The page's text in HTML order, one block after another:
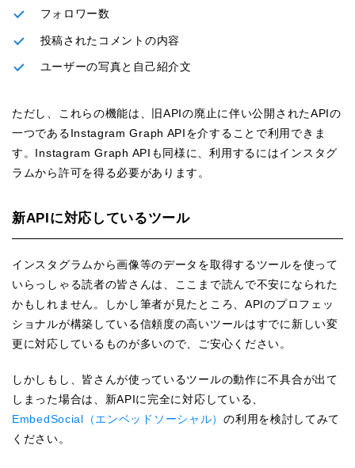
フォロワー数
投稿されたコメントの内容
ユーザーの写真と自己紹介文
ただし、これらの機能は、旧APIの廃止に伴い公開されたAPIの
一つであるInstagram Graph APIを介することで利用できま
す。Instagram Graph APIも同様に、利用するにはインスタグ
ラムから許可を得る必要があります。
新APIに対応しているツール
インスタグラムから画像等のデータを取得するツールを使って
いらっしゃる読者の皆さんは、ここまで読んで不安になられた
かもしれません。しかし筆者が見たところ、APIのプロフェッ
ショナルが構築している信頼度の高いツールはすでに新しい変
更に対応しているものが多いので、ご安心ください。
しかしもし、皆さんが使っているツールの動作に不具合が出て
しまった場合は、新APIに完全に対応している、
EmbedSocial（エンベッドソーシャル）の利用を検討してみて
ください。